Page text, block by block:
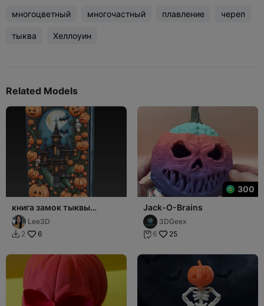
многоцветный многочастный плавление череп
тыква Хеллоуин
Related Models
книга замок тыквы
хеллоуин
Lee3D
 2 6
300
Jack-O-Brains
3DGeex
 6 25